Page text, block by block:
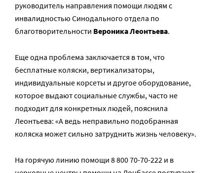
руководитель направления помощи людям с
инвалидностью Синодального отдела по
благотворительности Вероника Леонтьева.
Еще одна проблема заключается в том, что
бесплатные коляски, вертикализаторы,
индивидуальные корсеты и другое оборудование,
которое выдают социальные службы, часто не
подходит для конкретных людей, пояснила
Леонтьева: «А ведь неправильно подобранная
коляска может сильно затруднить жизнь человеку».
На горячую линию помощи 8 800 70-70-222 и в